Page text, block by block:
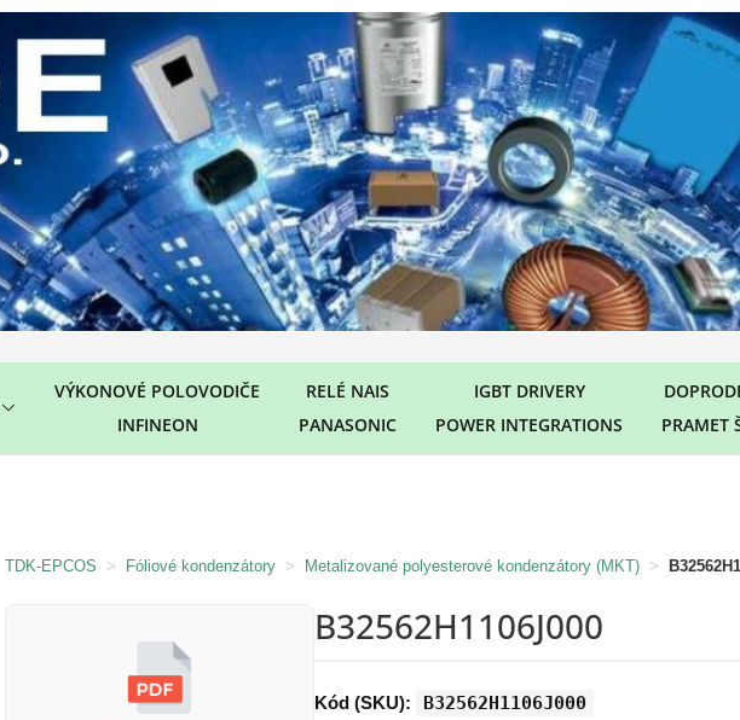
VÝKONOVÉ POLOVODIČE
INFINEON
RELÉ NAIS
PANASONIC
IGBT DRIVERY
POWER INTEGRATIONS
PRAMET
TDK-EPCOS > Fóliové kondenzátory > Metalizované polyesterové kondenzátory (MKT) >
B32562H1106J000
Kód (SKU): B32562H1106J000